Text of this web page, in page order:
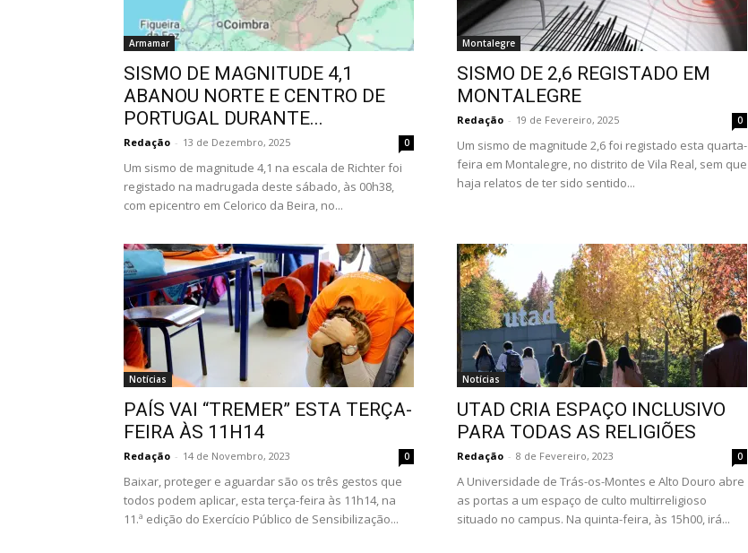
Armamar
SISMO DE MAGNITUDE 4,1
ABANOU NORTE E CENTRO DE
PORTUGAL DURANTE...
Redação - 13 de Dezembro, 2025 0
Um sismo de magnitude 4,1 na escala de Richter foi
registado na madrugada deste sábado, às 00h38,
com epicentro em Celorico da Beira, no...
Montalegre
SISMO DE 2,6 REGISTADO EM
MONTALEGRE
Redação - 19 de Fevereiro, 2025 0
Um sismo de magnitude 2,6 foi registado esta quarta-
feira em Montalegre, no distrito de Vila Real, sem que
haja relatos de ter sido sentido...
Notícias
PAÍS VAI “TREMER” ESTA TERÇA-
FEIRA ÀS 11H14
Redação - 14 de Novembro, 2023 0
Baixar, proteger e aguardar são os três gestos que
todos podem aplicar, esta terça-feira às 11h14, na
11.ª edição do Exercício Público de Sensibilização...
Notícias
UTAD CRIA ESPAÇO INCLUSIVO
PARA TODAS AS RELIGIÕES
Redação - 8 de Fevereiro, 2023 0
A Universidade de Trás-os-Montes e Alto Douro abre
as portas a um espaço de culto multirreligioso
situado no campus. Na quinta-feira, às 15h00, irá...